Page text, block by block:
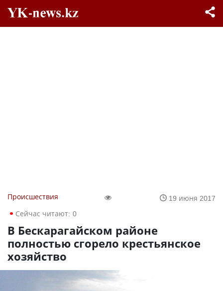
Происшествия
19 июня 2017
Сейчас читают: 0
В Бескарагайском районе
полностью сгорело крестьянское
хозяйство